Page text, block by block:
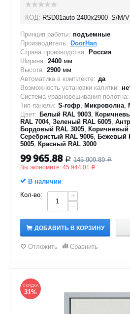
КОД: RSD01auto-2400х2900_S/M/
Принцип работы: подъемные
Производитель: DoorHan
Страна производства: Россия
Ширина: 2400 мм
Высота: 2900 мм
Автоматика в комплекте: да
Возможность установки калитки:
Система уравновешивания полотна:
Тип панели: S-гофр, Микроволна,
Цвет: Белый RAL 9003,
RAL 7004, Зеленый RAL 6005,
Бордовый RAL 3005, Коричневый
Серебристый RAL 9006, Бежевый
5005, Красный RAL 3000
99 965.88 Р 145 909.89 Р
Вы экономите: 45 944.01 Р
В наличии
Кол-во:
+
−
ДОБАВИТЬ В КОРЗИНУ
Отложить Сравнить
СКИДКА
31%